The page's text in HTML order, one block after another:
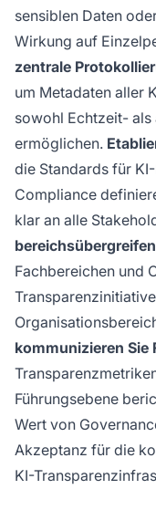
sensiblen Daten
Wirkung auf
zentrale
um Metadaten aller
sowohl Echtzeit-
ermöglichen.
die Standards für
Compliance
klar an alle
Fachbereichen und
kommunizieren Sie
Führungsebene
Wert von
Akzeptanz für die
KI-